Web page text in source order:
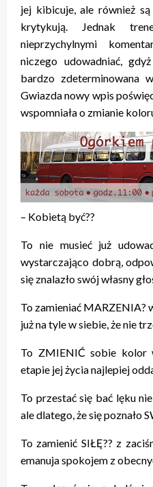
jej kibicuje, ale również
krytykują. Jednak
nieprzychylnymi
niczego udowadniać,
bardzo zdeterminowana
Gwiazda nowy wpis
wspomniała o zmianie
– Kobietą być??
To nie musieć już
wystarczająco dobrą,
się znalazło swój własny
To zamieniać MARZENIA?
już na tyle w siebie, że nie
To ZMIENIĆ sobie kolor
etapie jej życia najlepiej
To przestać się bać lęku
ale dlatego, że się poznało
To zamienić SIŁĘ?? z
emanuja spokojem z